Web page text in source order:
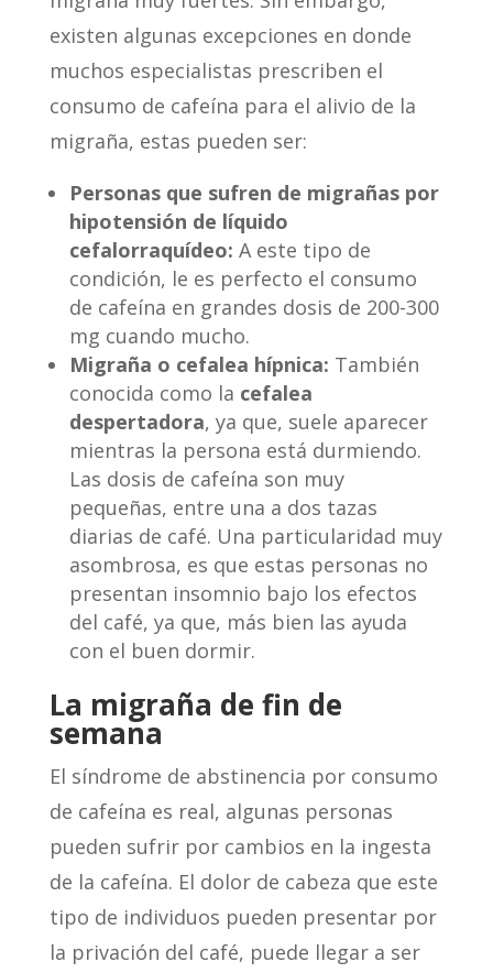
existen algunas excepciones en donde
muchos especialistas prescriben el
consumo de cafeína para el alivio de la
migraña, estas pueden ser:
Personas que sufren de migrañas por
hipotensión de líquido
cefalorraquídeo: A este tipo de
condición, le es perfecto el consumo
de cafeína en grandes dosis de 200-300
mg cuando mucho.
Migraña o cefalea hípnica: También
conocida como la cefalea
despertadora, ya que, suele aparecer
mientras la persona está durmiendo.
Las dosis de cafeína son muy
pequeñas, entre una a dos tazas
diarias de café. Una particularidad muy
asombrosa, es que estas personas no
presentan insomnio bajo los efectos
del café, ya que, más bien las ayuda
con el buen dormir.
La migraña de fin de
semana
El síndrome de abstinencia por consumo
de cafeína es real, algunas personas
pueden sufrir por cambios en la ingesta
de la cafeína. El dolor de cabeza que este
tipo de individuos pueden presentar por
la privación del café, puede llegar a ser